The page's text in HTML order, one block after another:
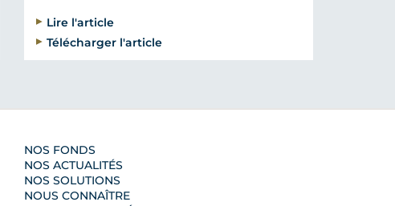
Lire l'article
Télécharger l'article
NOS FONDS
NOS ACTUALITÉS
NOS SOLUTIONS
NOUS CONNAÎTRE